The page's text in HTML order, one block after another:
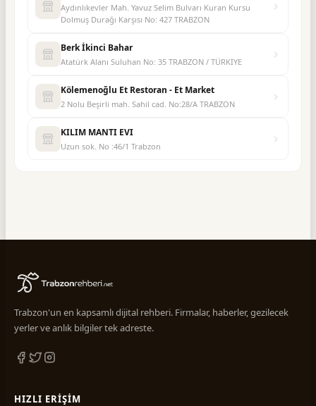
Aydınlıkevler Mah. Yavuz Selim Bulvarı Kuran Kursu
Dolmuş Durağı Karşısı No: 427 TRABZON
Berk İkinci Bahar
Atatürk Alanı Suluhan No: 35 TRABZON / TÜRKİYE
Kölemenoğlu Et Restoran - Et Market
2 Nolu Beşirli mah. Sahil cad. No:28/A TRABZON
KILIM MANTI EVI
Uzun sok. No :46/1 Trabzon
Trabzon'un en kapsamlı dijital rehberi. Firmalar, haberler, gezilecek
yerler ve anlık bilgiler tek adreste.
HIZLI ERIŞIM